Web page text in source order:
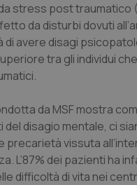
& pelle
Cardiologia
stress post traumatico
da disturbi dovuti
di avere disagi
tra gli individui
da MSF mostra
del disagio mentale, ci
precarietà vissuta
L’87% dei pazienti ha
difficoltà di vita nei